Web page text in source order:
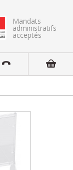
Mandats
administratifs
acceptés